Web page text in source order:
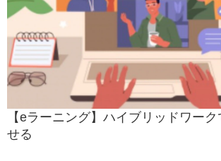
【eラーニング】ハイブリッドワー
せる